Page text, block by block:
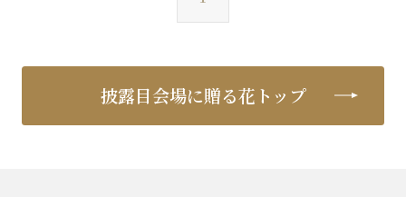
披露目会場に贈る花トップ